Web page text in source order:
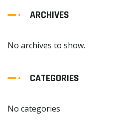
ARCHIVES
No archives to show.
CATEGORIES
No categories